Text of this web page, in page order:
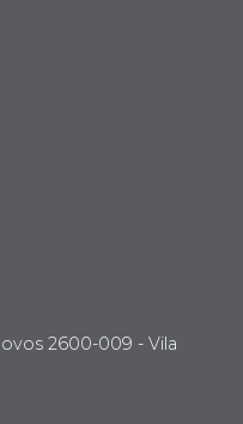
2600-009 - Vila